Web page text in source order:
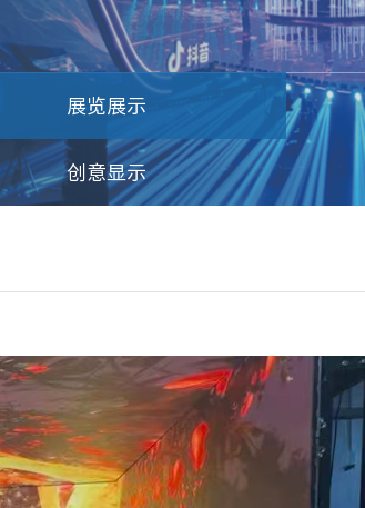
展览展示
创意显示